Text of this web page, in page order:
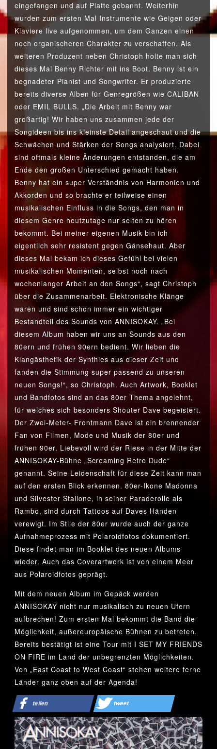
eingefangen und auf Platte gebannt. Weiterhin
wurden zum ersten Mal Instrumente wie Geigen oder
Klaviere live aufgenommen, um dem Ganzen einen
noch organischeren Charakter zu verschaffen. Als
weiteren Produzent neben Christoph holte man sich
dieses Mal Benny Richter mit ins Boot. Benny ist ein
begnadeter Pianist und Songwriter. Er produzierte
bereits diverse Alben für Genregrößen wie CALIBAN
oder EMIL BULLS. „Die Arbeit mit Benny war
großartig! Wir haben uns zusammen jede der
Songideen bis ins kleinste Detail angeschaut und die
Schwächen und Stärken der Songs analysiert. Dabei
sind oftmals kleine Änderungen entstanden, die am
Ende den großen Unterschied gemacht haben.
Benny hat ein super Verständnis von Harmonien und
Akkorden und so brachte er teilweise einen
musikalischen Einfluss in die Songs, den man in
diesem Genre heutzutage nur selten zu hören
bekommt. Bei meiner eigenen Musik bin ich
eigentlich sehr resistent gegen Gänsehaut. Aber
dieses Mal bekam ich dieses Gefühl bei vielen
musikalischen Momenten, selbst noch nach
wochenlanger Arbeit an den Songs“, sagt Christoph
über die Zusammenarbeit. Elektronische Klänge
waren und sind schon immer ein wichtiger
Bestandteil des Sounds von ANNISOKAY. „Bei
diesem Album haben wir uns an Sounds aus den
80ern und frühen 90ern bedient. Wir lieben die
Klangästhetik der Synthies aus dieser Zeit und
fanden die Stimmung super passend zu unseren
neuen Songs!“, so Christoph. Auch Artwork, Booklet
und Bandfotos sind an das 80er Thema angelehnt,
für welches sich besonders Shouter Dave begeistert.
Der Zwei-Meter- Frontmann Dave ist ein brennender
Fan von Filmen, Mode und Musik der 80er und
frühen 90er. Liebevoll wird der Riese in der Mitte der
ANNISOKAY-Bühne „Screaming Retro Dude“
genannt. Seine Leidenschaft für diese Zeit kann man
auf den ersten Blick erkennen. 80er-Ikone Madonna
und Silvester Stallone, in seiner Paraderolle als
Rambo, sind durch Tattoos auf Daves Händen
verewigt. Im Stile der 80er wurde auch der ganze
Aufnahmeprozess mit Polaroidfotos dokumentiert.
Diese findet man im Booklet des neuen Albums
wieder. Auch das Coverartwork ist von einem Meer
aus Polaroidfotos geprägt.
Mit dem neuen Album im Gepäck werden
ANNISOKAY nicht nur musikalisch zu neuen Ufern
aufbrechen! Zum ersten Mal bekommt die Band die
Möglichkeit, außereuropäische Bühnen zu betreten.
Bereits bestätigt ist eine Tour mit I SET MY FRIENDS
ON FIRE im Land der unbegrenzten Möglichkeiten.
Von „East Coast to West Coast“ stehen weitere ferne
Länder ganz oben auf der Agenda!
teilen tweet